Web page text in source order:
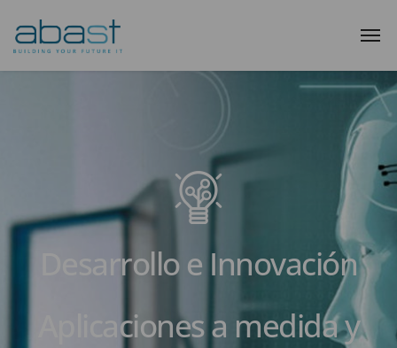
Desarrollo e Innovación
Aplicaciones a medida y